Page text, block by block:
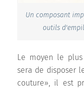
Un composant
outils
Le moyen le
sera de disposer
couture», il est